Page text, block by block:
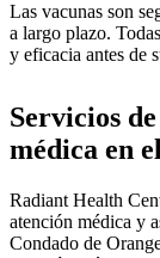
Las vacunas son
a largo plazo.
y eficacia antes de
Servicios
médica en
Radiant Health
atención médica y
Condado de